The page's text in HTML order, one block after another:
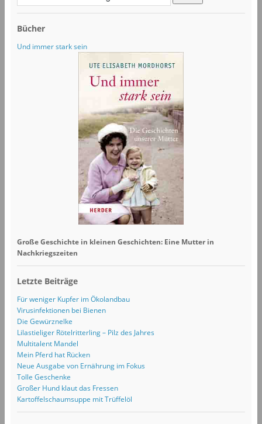
Bücher
Und immer stark sein
Große Geschichte in kleinen Geschichten: Eine Mutter in
Nachkriegszeiten
Letzte Beiträge
Für weniger Kupfer im Ökolandbau
Virusinfektionen bei Bienen
Die Gewürznelke
Lilastieliger Rötelritterling – Pilz des Jahres
Multitalent Mandel
Mein Pferd hat Rücken
Neue Ausgabe von Ernährung im Fokus
Tolle Geschenke
Großer Hund klaut das Fressen
Kartoffelschaumsuppe mit Trüffelöl